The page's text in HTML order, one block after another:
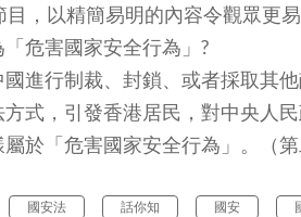
，以精簡易明的內容令觀眾更
危害國家安全行為」?
進行制裁、封鎖、或者採取其
式，引發香港居民，對中央人
於「危害國家安全行為」。（
國安法 話你知 國安